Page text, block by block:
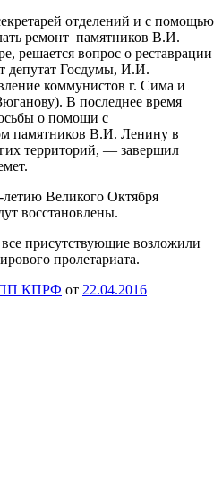
отделений и с помощью
ремонт памятников В.И.
решается вопрос о реставрации
депутат Госдумы, И.И.
коммунистов г. Сима и
В последнее время
о помощи с
памятников В.И. Ленину в
территорий, — завершил
летию Великого Октября
восстановлены.
присутствующие возложили
пролетариата.
ПП КПРФ от 22.04.2016